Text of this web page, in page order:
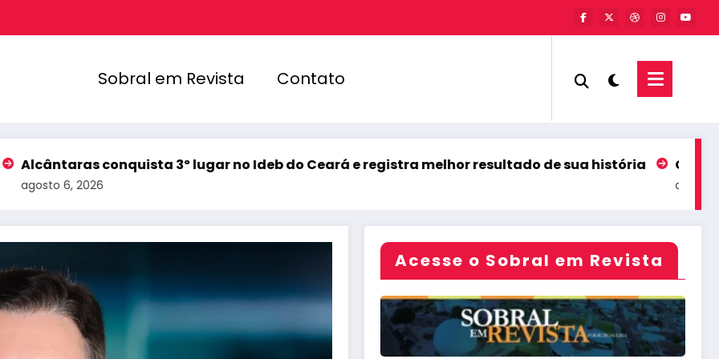
Sobral em Revista Contato
conquista 3º lugar no Ideb do Ceará e registra melhor resultado de sua história
6, 2026
Coreaú
agosto 6, 2026
Acesse o Sobral em Revista